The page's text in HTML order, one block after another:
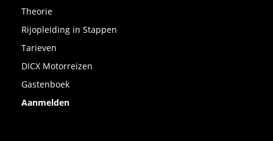
Theorie
Rijopleiding in Stappen
Tarieven
DICX Motorreizen
Gastenboek
Aanmelden